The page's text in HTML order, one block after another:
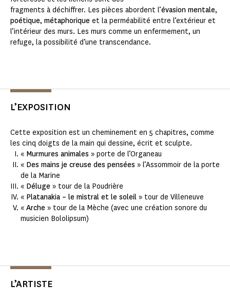
fragments à déchiffrer. Les pièces abordent l’évasion mentale,
poétique, métaphorique et la perméabilité entre l’extérieur et
l’intérieur des murs. Les murs comme un enfermement, un
refuge, la possibilité d’une transcendance.
L’EXPOSITION
Cette exposition est un cheminement en 5 chapitres, comme
les cinq doigts de la main qui dessine, écrit et sculpte.
« Murmures animales » porte de l’Organeau
« Des mains je creuse des pensées » l’Assommoir de la porte
de la Marine
« Déluge » tour de la Poudrière
« Platanakia – le mistral et le soleil » tour de Villeneuve
« Arche » tour de la Mèche (avec une création sonore du
musicien Bololipsum)
L’ARTISTE